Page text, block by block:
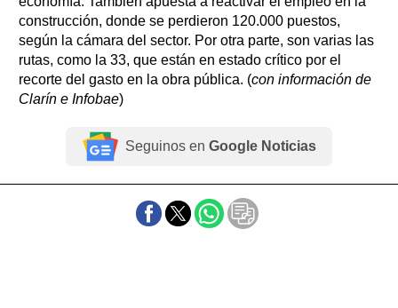
construcción, donde se perdieron 120.000 puestos,
según la cámara del sector. Por otra parte, son varias las
rutas, como la 33, que están en estado crítico por el
recorte del gasto en la obra pública. (con información de
Clarín e Infobae)
Seguinos en Google Noticias